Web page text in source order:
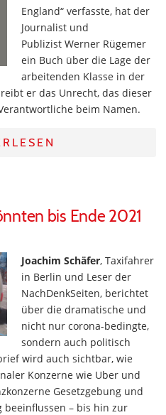
England“ verfasste, hat der
Journalist und
Publizist Werner Rügemer
ein Buch über die Lage der
arbeitenden Klasse in der
er das Unrecht, das dieser
beim Namen.
bis Ende 2021
Joachim Schäfer, Taxifahrer
in Berlin und Leser der
NachDenkSeiten, berichtet
über die dramatische und
nicht nur corona-bedingte,
sondern auch politisch
wird auch sichtbar, wie
Konzerne wie Uber und
Gesetzgebung und
beeinflussen – bis hin zur